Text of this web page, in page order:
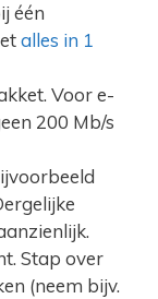
één
alles in 1
Voor e-
200 Mb/s
Stap over
(neem bijv.